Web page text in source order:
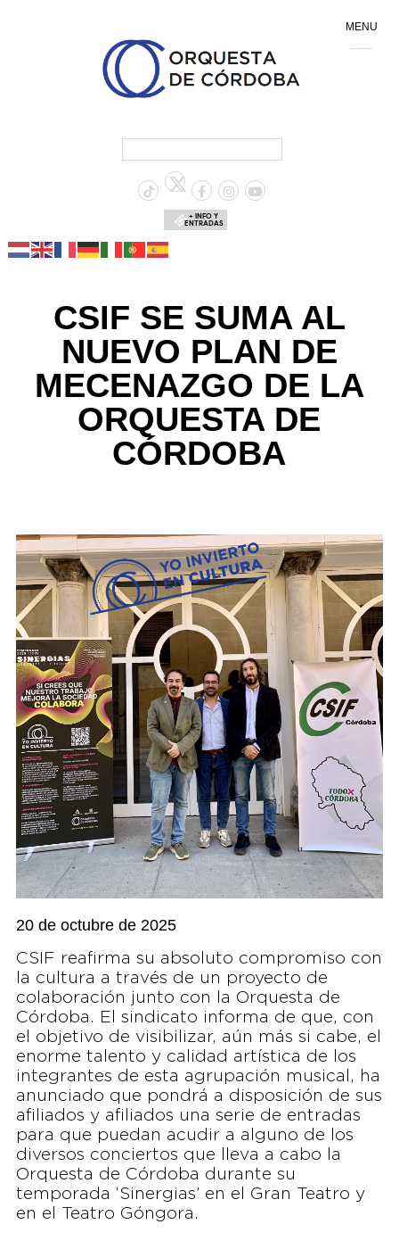
+ INFO Y
ENTRADAS
CSIF SE SUMA AL
NUEVO PLAN DE
MECENAZGO DE LA
ORQUESTA DE
CÓRDOBA
20 de octubre de 2025
CSIF reafirma su absoluto compromiso con
la cultura a través de un proyecto de
colaboración junto con la Orquesta de
Córdoba. El sindicato informa de que, con
el objetivo de visibilizar, aún más si cabe, el
enorme talento y calidad artística de los
integrantes de esta agrupación musical, ha
anunciado que pondrá a disposición de sus
afiliados y afiliados una serie de entradas
para que puedan acudir a alguno de los
diversos conciertos que lleva a cabo la
Orquesta de Córdoba durante su
temporada ‘Sinergias’ en el Gran Teatro y
en el Teatro Góngora.
MENU